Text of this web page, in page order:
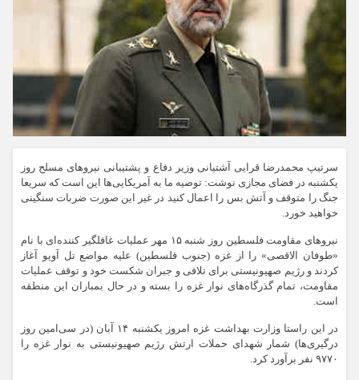
سرتیپ محمدرضا قرایی آشتیانی وزیر دفاع و پشتیبانی نیروهای مسلح روز
یکشنبه در فضای مجازی نوشت: توصیه ما به آمریکایی‌ها این است که سریعا
جنگ را متوقف و آتش بس را اعمال کنید در غیر این صورت ضربات سنگینی
خواهید خورد.
نیروهای مقاومت فلسطین روز شنبه ۱۵ مهر عملیات غافلگیر کننده‌ای با نام
«طوفان الاقصی» را از غزه (جنوب فلسطین) علیه مواضع تل آویو آغاز
کردند و رژیم صهیونیستی برای تلافی و جبران شکست خود و توقف عملیات
مقاومت، تمام گذرگاه‌های نوار غزه را بسته و در حال بمباران این منطقه
است.
در این راستا وزارت بهداشت غزه امروز یکشنبه ۱۴ آبان (در سی‌امین روز
درگیری‌ها) شمار شهدای حملات ارتش رژیم صهیونیستی به نوار غزه را
۹۷۷۰ نفر برآورد کرد.